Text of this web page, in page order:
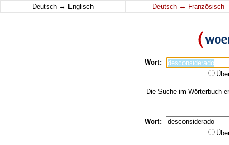
Deutsch ↔ Englisch Deutsch ↔ Französisch
Wort:
Die Suche im Wörterbuch
Wort: